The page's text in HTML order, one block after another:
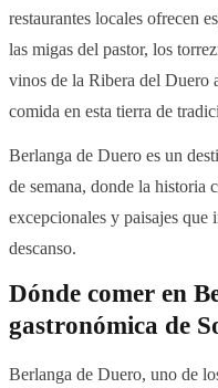
restaurantes locales ofrecen
las migas del pastor, los
vinos de la Ribera del Duero
comida en esta tierra de
Berlanga de Duero es un
de semana, donde la historia
excepcionales y paisajes
descanso.
Dónde comer en
gastronómica de
Berlanga de Duero, uno de